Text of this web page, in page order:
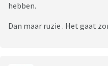
hebben.
Dan maar ruzie . Het gaat